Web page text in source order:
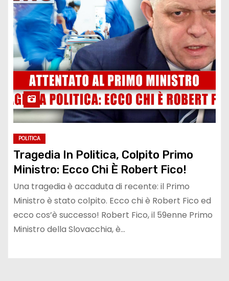
POLITICA
Tragedia In Politica, Colpito Primo
Ministro: Ecco Chi È Robert Fico!
Una tragedia è accaduta di recente: il Primo
Ministro è stato colpito. Ecco chi è Robert Fico ed
ecco cos’è successo! Robert Fico, il 59enne Primo
Ministro della Slovacchia, è…